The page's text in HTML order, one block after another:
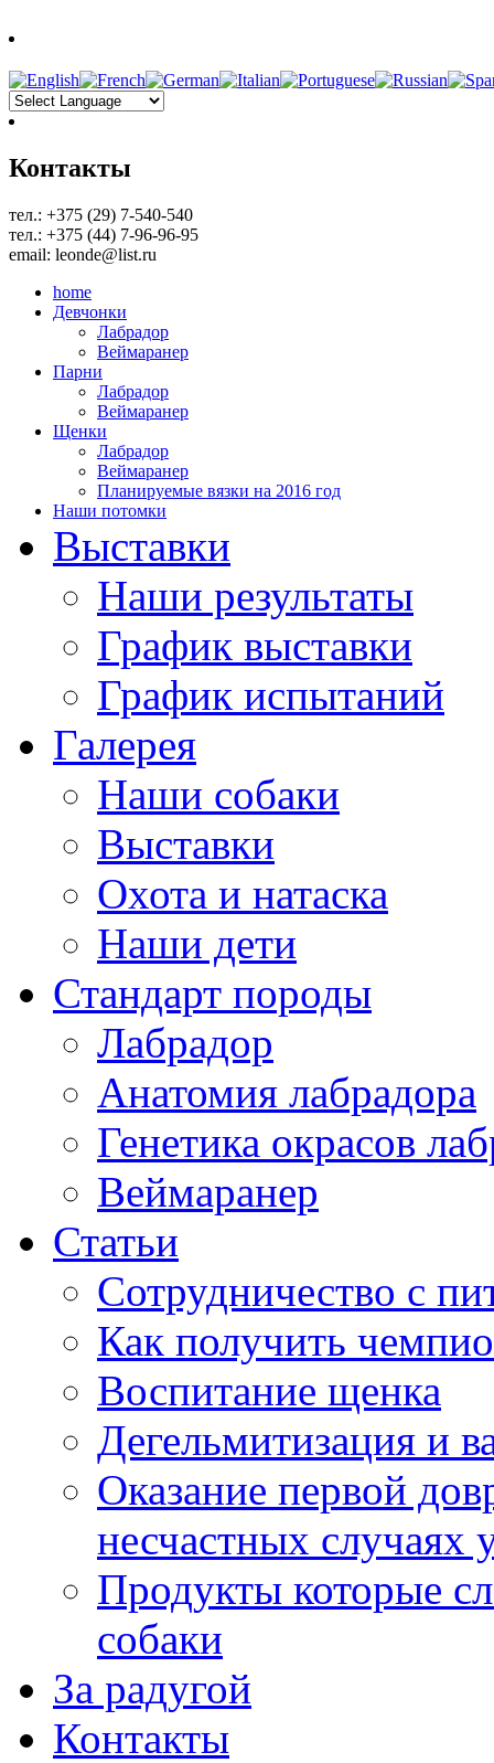
Контакты
тел.: +375 (29) 7-540-540
тел.: +375 (44) 7-96-96-95
email: leonde@list.ru
home
Девчонки
Лабрадор
Веймаранер
Парни
Лабрадор
Веймаранер
Щенки
Лабрадор
Веймаранер
Планируемые вязки на 2016 год
Наши потомки
Выставки
Наши результаты
График выставки
График испытаний
Галерея
Наши собаки
Выставки
Охота и натаска
Наши дети
Стандарт породы
Лабрадор
Анатомия лабрадора
Генетика окрасов
Веймаранер
Статьи
Сотрудничество с
Как получить
Воспитание щенка
Дегельмитизация и
Оказание первой
несчастных случаях
Продукты которые
собаки
За радугой
Контакты